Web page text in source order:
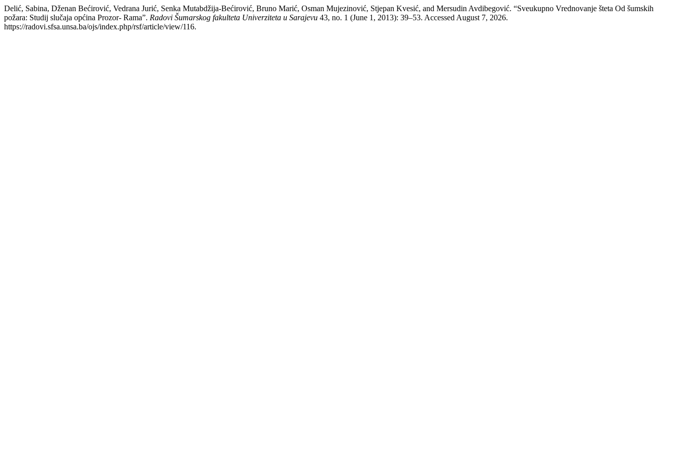
Delić, Sabina, Dženan Bećirović, Vedrana Jurić, Senka Mutabdžija-Bećirović, Bruno Marić, Osman Mujezinović, Stjepan Kvesić, and Mersudin Avdibegović. “Sveukupno Vrednovanje šteta Od šumskih
požara: Studij slučaja općina Prozor- Rama”. Radovi Šumarskog fakulteta Univerziteta u Sarajevu 43, no. 1 (June 1, 2013): 39–53. Accessed August 7, 2026.
https://radovi.sfsa.unsa.ba/ojs/index.php/rsf/article/view/116.